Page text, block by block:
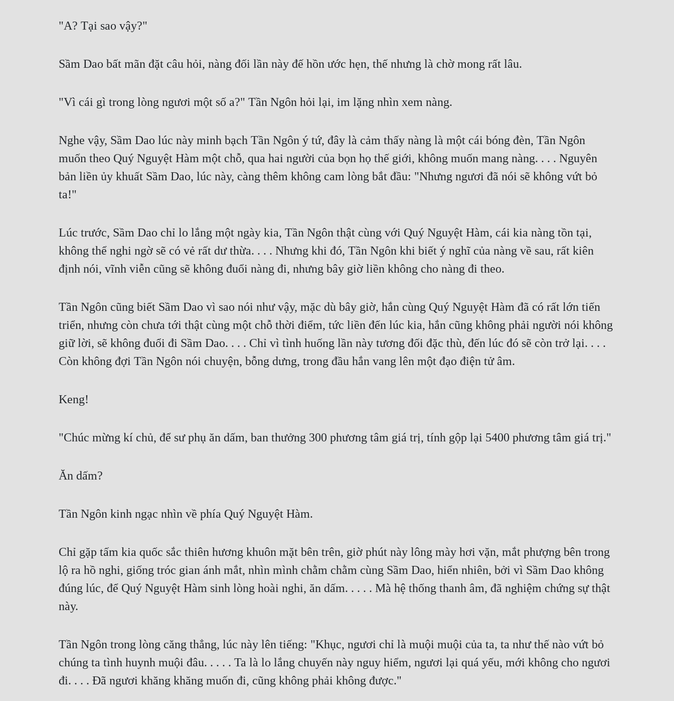
"A? Tại sao vậy?"
Sầm Dao bất mãn đặt câu hỏi, nàng đối lần này đế hồn ước hẹn, thế nhưng là chờ mong rất lâu.
"Vì cái gì trong lòng ngươi một số a?" Tần Ngôn hỏi lại, im lặng nhìn xem nàng.
Nghe vậy, Sầm Dao lúc này minh bạch Tần Ngôn ý tứ, đây là cảm thấy nàng là một cái bóng đèn, Tần Ngôn
muốn theo Quý Nguyệt Hàm một chỗ, qua hai người của bọn họ thế giới, không muốn mang nàng. . . . Nguyên
bản liền ủy khuất Sầm Dao, lúc này, càng thêm không cam lòng bắt đầu: "Nhưng ngươi đã nói sẽ không vứt bỏ
ta!"
Lúc trước, Sầm Dao chỉ lo lắng một ngày kia, Tần Ngôn thật cùng với Quý Nguyệt Hàm, cái kia nàng tồn tại,
không thể nghi ngờ sẽ có vẻ rất dư thừa. . . . Nhưng khi đó, Tần Ngôn khi biết ý nghĩ của nàng về sau, rất kiên
định nói, vĩnh viễn cũng sẽ không đuổi nàng đi, nhưng bây giờ liền không cho nàng đi theo.
Tần Ngôn cũng biết Sầm Dao vì sao nói như vậy, mặc dù bây giờ, hắn cùng Quý Nguyệt Hàm đã có rất lớn tiến
triển, nhưng còn chưa tới thật cùng một chỗ thời điểm, tức liền đến lúc kia, hắn cũng không phải người nói không
giữ lời, sẽ không đuổi đi Sầm Dao. . . . Chỉ vì tình huống lần này tương đối đặc thù, đến lúc đó sẽ còn trở lại. . . .
Còn không đợi Tần Ngôn nói chuyện, bỗng dưng, trong đầu hắn vang lên một đạo điện tử âm.
Keng!
"Chúc mừng kí chủ, để sư phụ ăn dấm, ban thưởng 300 phương tâm giá trị, tính gộp lại 5400 phương tâm giá trị."
Ăn dấm?
Tần Ngôn kinh ngạc nhìn về phía Quý Nguyệt Hàm.
Chỉ gặp tấm kia quốc sắc thiên hương khuôn mặt bên trên, giờ phút này lông mày hơi vặn, mắt phượng bên trong
lộ ra hồ nghi, giống tróc gian ánh mắt, nhìn mình chằm chằm cùng Sầm Dao, hiển nhiên, bởi vì Sầm Dao không
đúng lúc, để Quý Nguyệt Hàm sinh lòng hoài nghi, ăn dấm. . . . . Mà hệ thống thanh âm, đã nghiệm chứng sự thật
này.
Tần Ngôn trong lòng căng thẳng, lúc này lên tiếng: "Khục, ngươi chỉ là muội muội của ta, ta như thế nào vứt bỏ
chúng ta tình huynh muội đâu. . . . . Ta là lo lắng chuyến này nguy hiểm, ngươi lại quá yếu, mới không cho ngươi
đi. . . . Đã ngươi khăng khăng muốn đi, cũng không phải không được."